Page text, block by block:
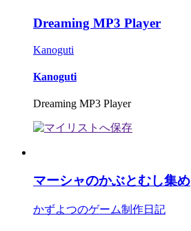
Dreaming MP3 Player
Kanoguti
Kanoguti
Dreaming MP3 Player
マーシャのかぶとむし集め
かずよつのゲーム制作日記